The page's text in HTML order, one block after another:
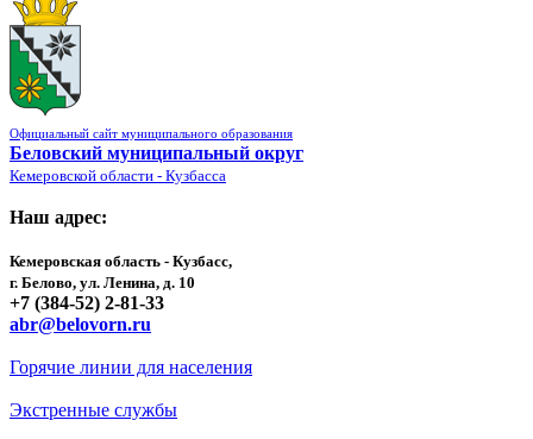
Официальный сайт муниципального образования
Беловский муниципальный округ
Кемеровской области - Кузбасса
Наш адрес:
Кемеровская область - Кузбасс,
г. Белово, ул. Ленина, д. 10
+7 (384-52) 2-81-33
abr@belovorn.ru
Горячие линии для населения
Экстренные службы